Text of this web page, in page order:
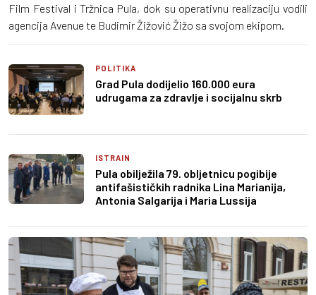
Film Festival i Tržnica Pula, dok su operativnu realizaciju vodili
agencija Avenue te Budimir Žižović Žižo sa svojom ekipom.
POLITIKA
Grad Pula dodijelio 160.000 eura
udrugama za zdravlje i socijalnu skrb
ISTRAIN
Pula obilježila 79. obljetnicu pogibije
antifašističkih radnika Lina Marianija,
Antonia Salgarija i Maria Lussija